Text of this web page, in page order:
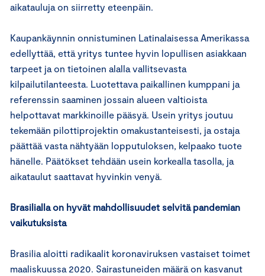
aikatauluja on siirretty eteenpäin.
Kaupankäynnin onnistuminen Latinalaisessa Amerikassa
edellyttää, että yritys tuntee hyvin lopullisen asiakkaan
tarpeet ja on tietoinen alalla vallitsevasta
kilpailutilanteesta. Luotettava paikallinen kumppani ja
referenssin saaminen jossain alueen valtioista
helpottavat markkinoille pääsyä. Usein yritys joutuu
tekemään pilottiprojektin omakustanteisesti, ja ostaja
päättää vasta nähtyään lopputuloksen, kelpaako tuote
hänelle. Päätökset tehdään usein korkealla tasolla, ja
aikataulut saattavat hyvinkin venyä.
Brasilialla on hyvät mahdollisuudet selvitä pandemian
vaikutuksista
Brasilia aloitti radikaalit koronaviruksen vastaiset toimet
maaliskuussa 2020. Sairastuneiden määrä on kasvanut